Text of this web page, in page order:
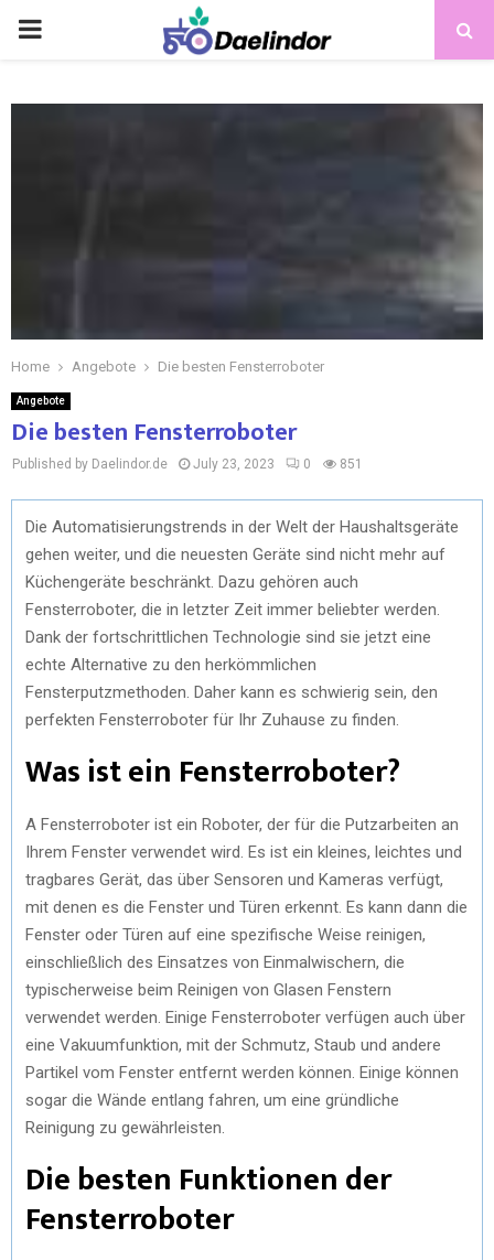
Home Angebote Die besten Fensterroboter
Angebote
Die besten Fensterroboter
Published by Daelindor.de July 23, 2023 0 851
Die Automatisierungstrends in der Welt der Haushaltsgeräte
gehen weiter, und die neuesten Geräte sind nicht mehr auf
Küchengeräte beschränkt. Dazu gehören auch
Fensterroboter, die in letzter Zeit immer beliebter werden.
Dank der fortschrittlichen Technologie sind sie jetzt eine
echte Alternative zu den herkömmlichen
Fensterputzmethoden. Daher kann es schwierig sein, den
perfekten Fensterroboter für Ihr Zuhause zu finden.
Was ist ein Fensterroboter?
A Fensterroboter ist ein Roboter, der für die Putzarbeiten an
Ihrem Fenster verwendet wird. Es ist ein kleines, leichtes und
tragbares Gerät, das über Sensoren und Kameras verfügt,
mit denen es die Fenster und Türen erkennt. Es kann dann die
Fenster oder Türen auf eine spezifische Weise reinigen,
einschließlich des Einsatzes von Einmalwischern, die
typischerweise beim Reinigen von Glasen Fenstern
verwendet werden. Einige Fensterroboter verfügen auch über
eine Vakuumfunktion, mit der Schmutz, Staub und andere
Partikel vom Fenster entfernt werden können. Einige können
sogar die Wände entlang fahren, um eine gründliche
Reinigung zu gewährleisten.
Die besten Funktionen der
Fensterroboter